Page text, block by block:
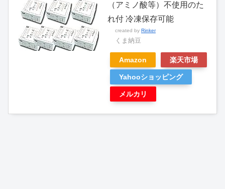
（アミノ酸等）不使用のた
れ付 冷凍保存可能
created by Rinker
くま納豆
Amazon 楽天市場
Yahooショッピング
メルカリ